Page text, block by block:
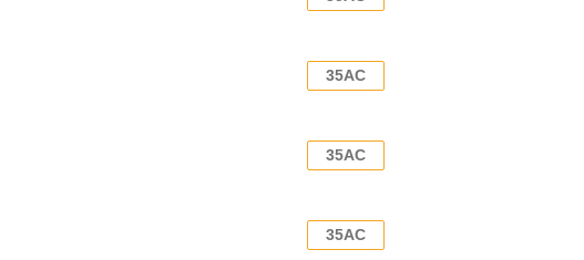
35AC
35AC
35AC